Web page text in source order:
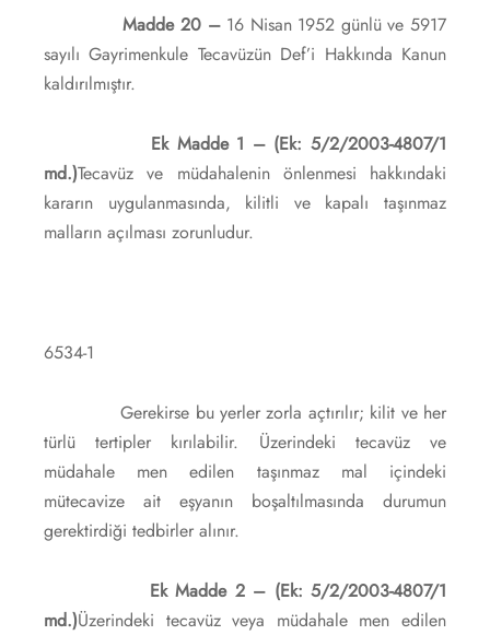
Madde 20 – 16 Nisan 1952 günlü ve 5917
sayılı Gayrimenkule Tecavüzün Def’i Hakkında Kanun
kaldırılmıştır.
Ek Madde 1 – (Ek: 5/2/2003-4807/1
md.)Tecavüz ve müdahalenin önlenmesi hakkındaki
kararın uygulanmasında, kilitli ve kapalı taşınmaz
malların açılması zorunludur.
6534-1
Gerekirse bu yerler zorla açtırılır; kilit ve her
türlü tertipler kırılabilir. Üzerindeki tecavüz ve
müdahale men edilen taşınmaz mal içindeki
mütecavize ait eşyanın boşaltılmasında durumun
gerektirdiği tedbirler alınır.
Ek Madde 2 – (Ek: 5/2/2003-4807/1
md.)Üzerindeki tecavüz veya müdahale men edilen